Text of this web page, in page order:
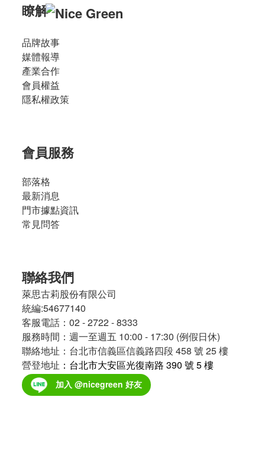
瞭解
品牌故事
媒體報導
產業合作
會員權益
隱私權政策
會員服務
部落格
最新消息
門市據點資訊
常見問答
聯絡我們
萊思古莉股份有限公司
統編:54677140
客服電話：02 - 2722 - 8333
服務時間：週一至週五 10:00 - 17:30 (例假日休)
聯絡地址：台北市信義區信義路四段 458 號 25 樓
營登地址 ：台北市大安區光復南路 390 號 5 樓
加入 @nicegreen 好友